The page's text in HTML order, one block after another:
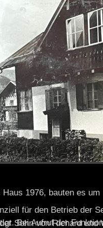
1976, bauten es
Sohn von Richard
für den Betrieb der
Bei Aufruf der